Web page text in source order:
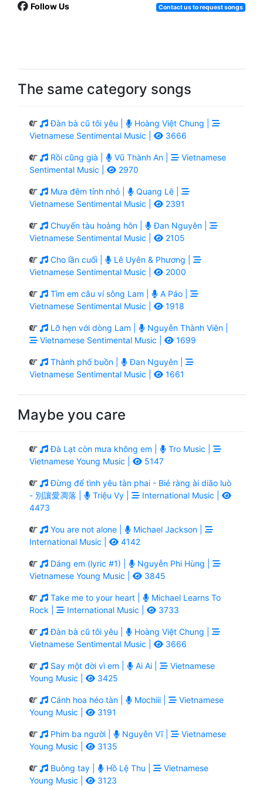
Follow Us Contact us to request songs
The same category songs
Đàn bà cũ tôi yêu |
Hoàng Việt Chung |
Vietnamese Sentimental Music |
3666
Rồi cũng già | Vũ Thành An |
Vietnamese
Sentimental Music |
2970
Mưa đêm tỉnh nhỏ |
Quang Lê |
Vietnamese Sentimental Music |
2391
Chuyến tàu hoàng hôn |
Đan Nguyên |
Vietnamese Sentimental Music |
2105
Cho lần cuối |
Lê Uyên & Phương |
Vietnamese Sentimental Music |
2000
Tìm em câu ví sông Lam |
A Páo |
Vietnamese Sentimental Music |
1918
Lỡ hẹn với dòng Lam |
Nguyễn Thành Viên |
Vietnamese Sentimental Music |
1699
Thành phố buồn |
Đan Nguyên |
Vietnamese Sentimental Music |
1661
Maybe you care
Đà Lạt còn mưa không em |
Tro Music |
Vietnamese Young Music |
5147
Đừng để tình yêu tàn phai - Bié ràng ài diāo luò
- 別讓愛凋落 |
Triệu Vy |
International Music |
4473
You are not alone |
Michael Jackson |
International Music |
4142
Dáng em (lyric #1) |
Nguyễn Phi Hùng |
Vietnamese Young Music |
3845
Take me to your heart |
Michael Learns To
Rock |
International Music | 3733
Đàn bà cũ tôi yêu |
Hoàng Việt Chung |
Vietnamese Sentimental Music |
3666
Say một đời vì em | Ai Ai |
Vietnamese
Young Music |
3425
Cánh hoa héo tàn | Mochiii |
Vietnamese
Young Music |
3191
Phim ba người | Nguyễn Vĩ |
Vietnamese
Young Music |
3135
Buông tay | Hồ Lệ Thu |
Vietnamese
Young Music |
3123